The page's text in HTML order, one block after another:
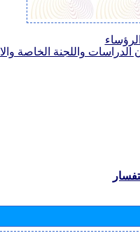
الدراسات واللجنة الخاصة